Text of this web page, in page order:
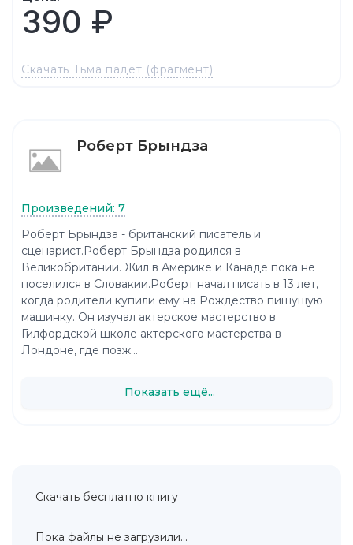
390 ₽
Скачать Тьма падет (фрагмент)
Роберт Брындза
Произведений: 7
Роберт Брындза - британский писатель и
сценарист.Роберт Брындза родился в
Великобритании. Жил в Америке и Канаде пока не
поселился в Словакии.Роберт начал писать в 13 лет,
когда родители купили ему на Рождество пишущую
машинку. Он изучал актерское мастерство в
Гилфордской школе актерского мастерства в
Лондоне, где позж...
Показать ещё...
Скачать бесплатно книгу
Пока файлы не загрузили...